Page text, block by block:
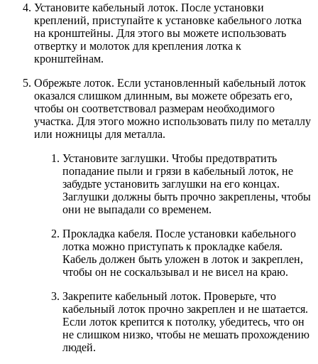
Установите кабельный лоток. После установки
креплений, приступайте к установке кабельного лотка
на кронштейны. Для этого вы можете использовать
отвертку и молоток для крепления лотка к
кронштейнам.
Обрежьте лоток. Если установленный кабельный лоток
оказался слишком длинным, вы можете обрезать его,
чтобы он соответствовал размерам необходимого
участка. Для этого можно использовать пилу по металлу
или ножницы для металла.
Установите заглушки. Чтобы предотвратить
попадание пыли и грязи в кабельный лоток, не
забудьте установить заглушки на его концах.
Заглушки должны быть прочно закреплены, чтобы
они не выпадали со временем.
Прокладка кабеля. После установки кабельного
лотка можно приступать к прокладке кабеля.
Кабель должен быть уложен в лоток и закреплен,
чтобы он не соскальзывал и не висел на краю.
Закрепите кабельный лоток. Проверьте, что
кабельный лоток прочно закреплен и не шатается.
Если лоток крепится к потолку, убедитесь, что он
не слишком низко, чтобы не мешать прохождению
людей.